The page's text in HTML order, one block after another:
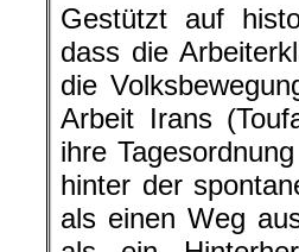
Gestützt auf
dass die
die
Arbeit Irans
ihre
hinter der
als einen Weg